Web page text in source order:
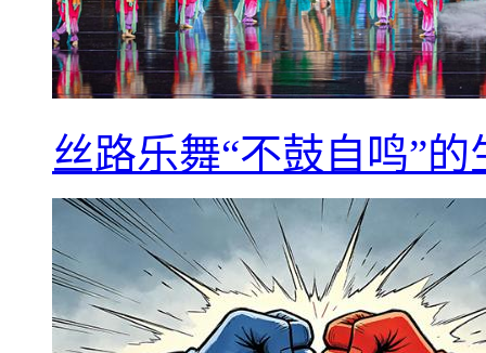
丝路乐舞“不鼓自鸣”